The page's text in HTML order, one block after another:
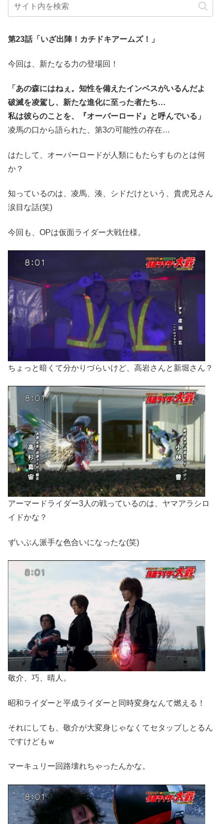
第23話「いざ出陣！カチドキアームズ！」
今回は、新たなる力の登場回！
「あの森にはねぇ。知性を備えたインベスがいるんだよ
破滅を凌駕し、新たな進化に至った者たち…
私は彼らのことを、『オーバーロード』と呼んでいる」
凌馬の口から語られた、第3の可能性の存在…
はたして、オーバーロードが人類にもたらすものとは何
か？
知っているのは、凌馬、湊、シドだけという、貴虎兄さん
涙目な話(笑)
今回も、OPは仮面ライダー大戦仕様。
ちょっと暗くて分かりづらいけど、高岩さんと新堀さん？
アーマードライダー3人の戦っているのは、ヤマアラシロ
イドかな？
ずいぶん派手な色合いになったな(笑)
敬介、巧、晴人。
昭和ライダーと平成ライダーと同時変身なんて燃える！
それにしても、敬介が大変身じゃなくてセタップしとるん
ですけどもｗ
マーキュリー回路壊れちゃったんかな。